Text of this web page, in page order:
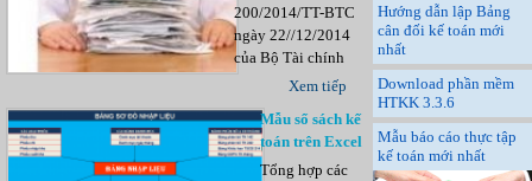
200/2014/TT-BTC
ngày 22//12/2014
của Bộ Tài chính
Xem tiếp
Mẫu sổ sách kế
toán trên Excel
Tổng hợp các
Hướng dẫn lập Bảng
cân đối kế toán mới
nhất
Download phần mềm
HTKK 3.3.6
Mẫu báo cáo thực tập
kế toán mới nhất